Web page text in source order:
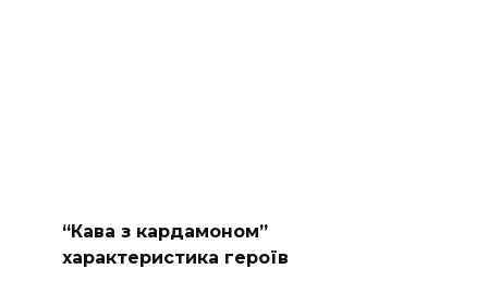
“Кава з кардамоном”
характеристика героїв